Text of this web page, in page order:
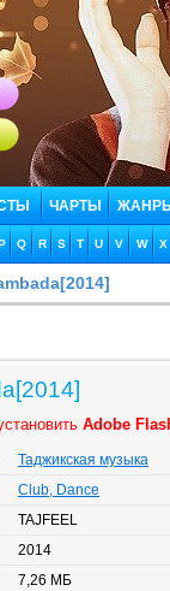
ЧАРТЫ ЖАНРЫ
Q R S T U V W X
Adobe
Таджикская музыка
Club, Dance
TAJFEEL
2014
7,26 МБ